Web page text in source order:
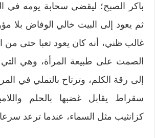
باكر الصبح؛ ليقضي سحابة يومه في
ثم يعود إلى البيت خالي الوفاض بلا
غالب ظني، أنه كان يعود تعبا حتى من
الصمت على طبيعة المرأة، وهي
إلى رقة الكلم، وترتاح بالتملي في
سقراط يقابل غضبها بالحلم
كزانثيب مثل السماء، عندما ترعد